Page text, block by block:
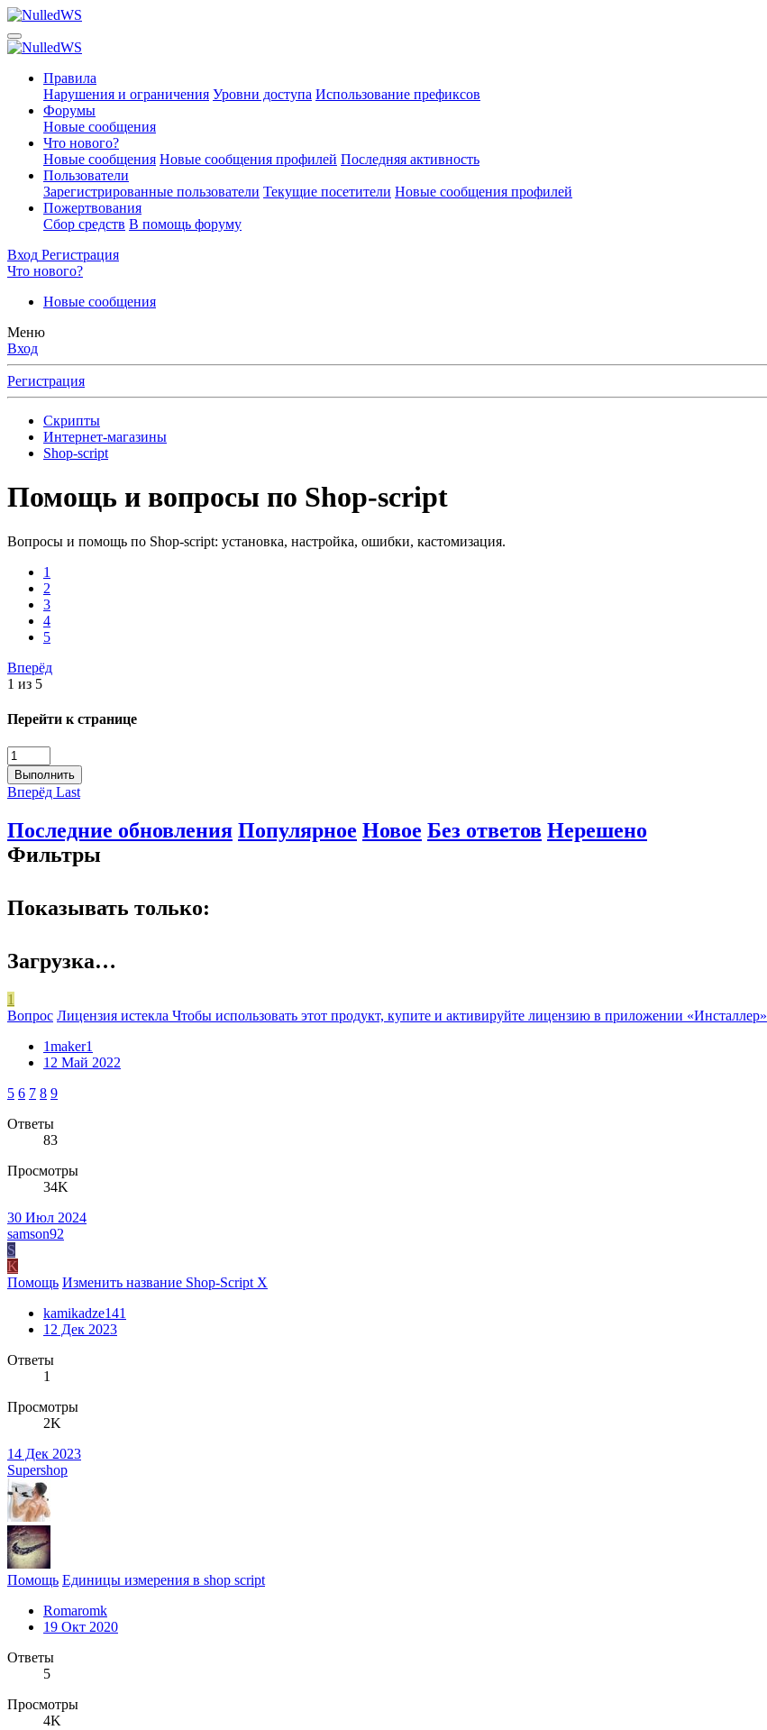
Правила
Нарушения и ограничения Уровни доступа Использование префиксов
Форумы
Новые сообщения
Что нового?
Новые сообщения Новые сообщения профилей Последняя активность
Пользователи
Зарегистрированные пользователи Текущие посетители Новые сообщения профилей
Пожертвования
Сбор средств В помощь форуму
Вход Регистрация
Что нового?
Новые сообщения
Меню
Вход
Регистрация
Скрипты
Интернет-магазины
Shop-script
Помощь и вопросы по Shop-script
Вопросы и помощь по Shop-script: установка, настройка, ошибки, кастомизация.
1
2
3
4
5
Вперёд
1 из 5
Перейти к странице
Выполнить
Вперёд Last
Последние обновления Популярное Новое Без ответов Нерешено
Фильтры
Показывать только:
Загрузка…
1
Вопрос Лицензия истекла Чтобы использовать этот продукт, купите и активируйте лицензию в приложении «Инсталлер»
1maker1
12 Май 2022
5 6 7 8 9
Ответы
83
Просмотры
34K
30 Июл 2024
samson92
S
K
Помощь Изменить название Shop-Script X
kamikadze141
12 Дек 2023
Ответы
1
Просмотры
2K
14 Дек 2023
Supershop
Помощь Единицы измерения в shop script
Romaromk
19 Окт 2020
Ответы
5
Просмотры
4K